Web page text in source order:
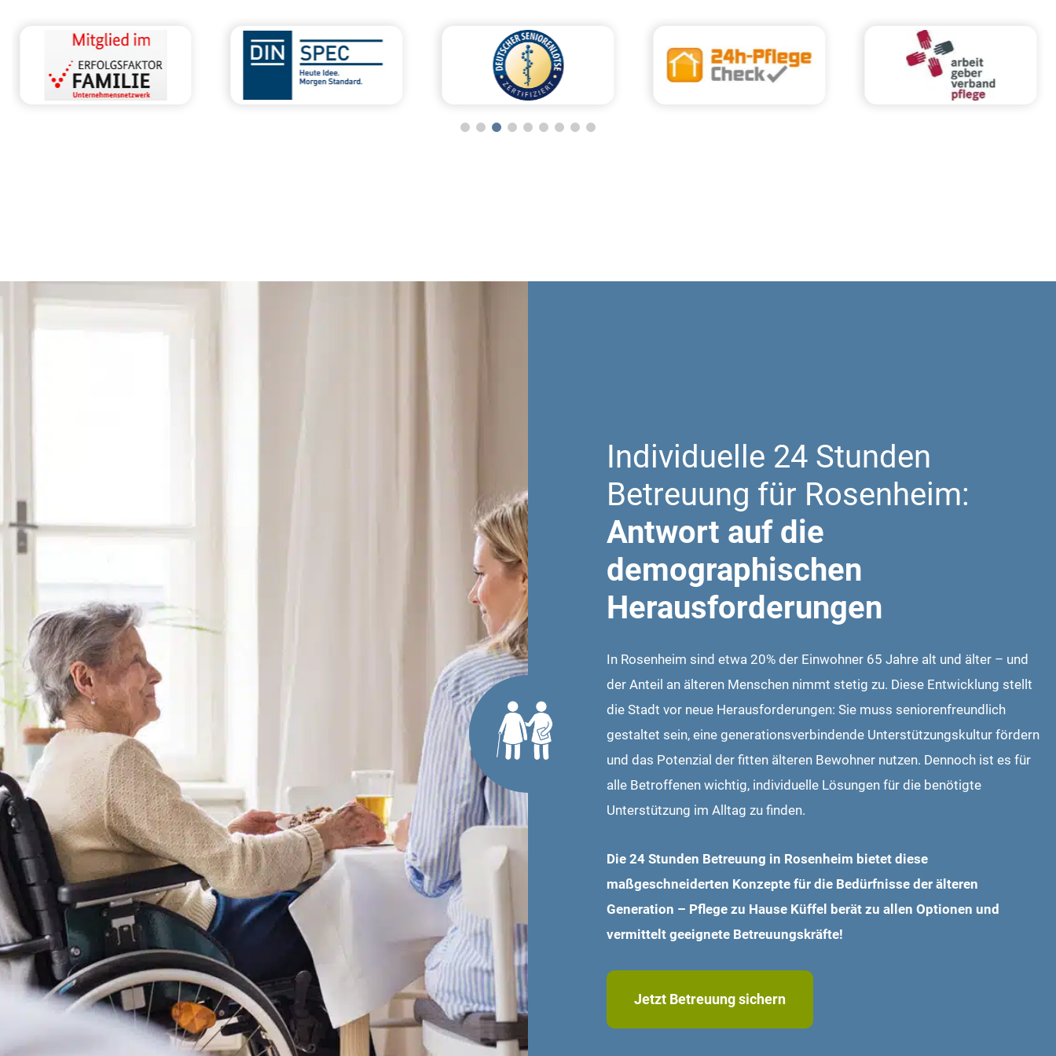
Individuelle 24 Stunden
Betreuung für Rosenheim:
Antwort auf die
demographischen
Herausforderungen
In Rosenheim sind etwa 20% der Einwohner 65 Jahre alt und älter – und
der Anteil an älteren Menschen nimmt stetig zu. Diese Entwicklung stellt
die Stadt vor neue Herausforderungen: Sie muss seniorenfreundlich
gestaltet sein, eine generationsverbindende Unterstützungskultur fördern
und das Potenzial der fitten älteren Bewohner nutzen. Dennoch ist es für
alle Betroffenen wichtig, individuelle Lösungen für die benötigte
Unterstützung im Alltag zu finden.
Die 24 Stunden Betreuung in Rosenheim bietet diese
maßgeschneiderten Konzepte für die Bedürfnisse der älteren
Generation – Pflege zu Hause Küffel berät zu allen Optionen und
vermittelt geeignete Betreuungskräfte!
Jetzt Betreuung sichern